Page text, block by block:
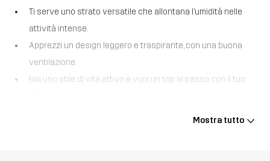
Ti serve uno strato versatile che allontana l’umidità nelle
attività intense.
Apprezzi un design leggero e traspirante, con una buona
ventilazione.
Hai uno stile di vita attivo e vuoi un top al passo con il tuo
Il Force Light Half-zip Top è concepito per le attività energiche:
Mostra tutto